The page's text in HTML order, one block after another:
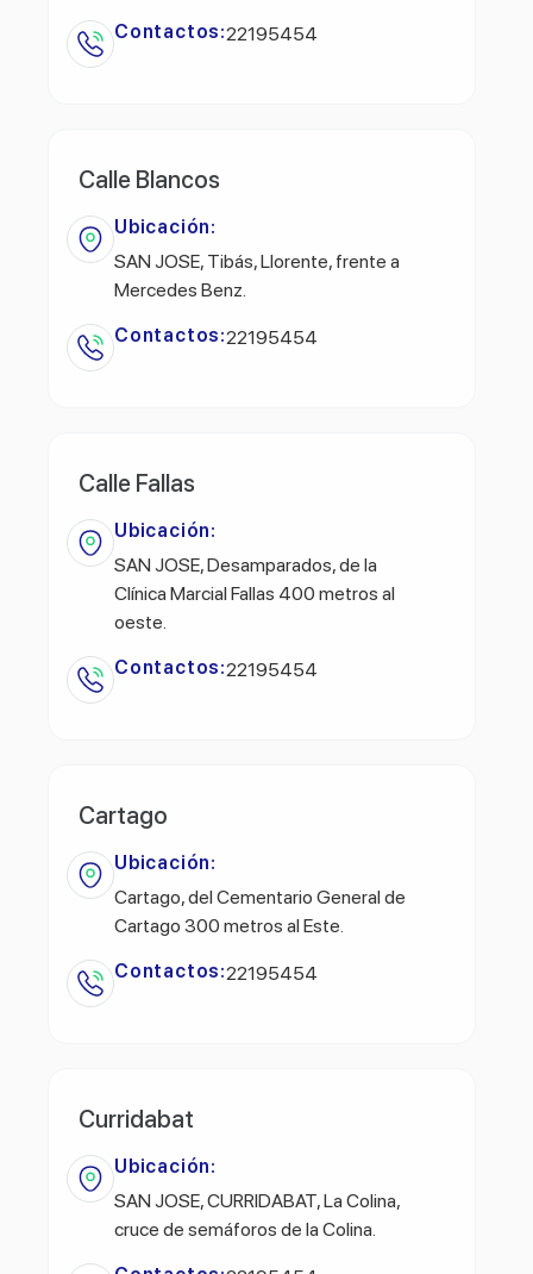
Contactos:22195454
Calle Blancos
Ubicación:
SAN JOSE, Tibás, Llorente, frente a
Mercedes Benz.
Contactos:22195454
Calle Fallas
Ubicación:
SAN JOSE, Desamparados, de la
Clínica Marcial Fallas 400 metros al
oeste.
Contactos:22195454
Cartago
Ubicación:
Cartago, del Cementario General de
Cartago 300 metros al Este.
Contactos:22195454
Curridabat
Ubicación:
SAN JOSE, CURRIDABAT, La Colina,
cruce de semáforos de la Colina.